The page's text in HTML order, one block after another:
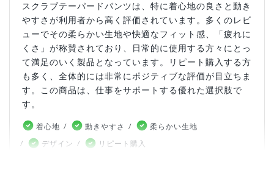
スクラブテーパードパンツは、特に着心地の良さと動き
やすさが利用者から高く評価されています。多くのレビ
ューでその柔らかい生地や快適なフィット感、「疲れに
くさ」が称賛されており、日常的に使用する方々にとっ
て満足のいく製品となっています。リピート購入する方
も多く、全体的には非常にポジティブな評価が目立ちま
す。この商品は、仕事をサポートする優れた選択肢で
す。
着心地 動きやすさ
柔らかい生地
デザイン
リピート購入